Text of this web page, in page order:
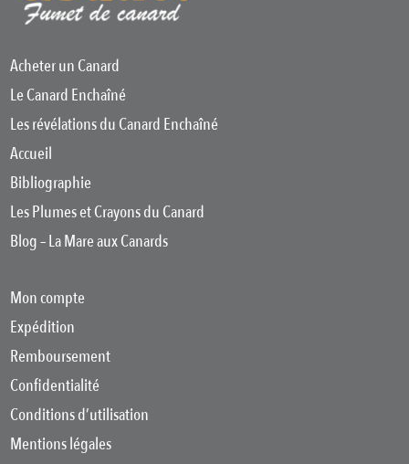
Acheter un Canard
Le Canard Enchaîné
Les révélations du Canard Enchaîné
Accueil
Bibliographie
Les Plumes et Crayons du Canard
Blog – La Mare aux Canards
Mon compte
Expédition
Remboursement
Confidentialité
Conditions d’utilisation
Mentions légales